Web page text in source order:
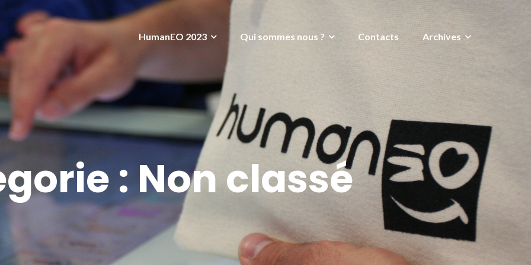
HumanEO 2023 Qui sommes nous ? Contacts Archives
:Non classé